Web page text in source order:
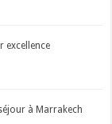
excellence
à Marrakech